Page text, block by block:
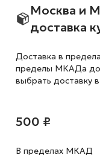
Москва и
доставка
Доставка в
пределы МКАДа до
выбрать доставку
500 ₽
В пределах МКАД